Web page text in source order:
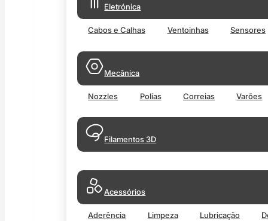
Eletrónica
Cabos e Calhas Ventoinhas Sensores
Mecânica
Nozzles Polias Correias Varões
Filamentos 3D
Acessórios
Aderência Limpeza Lubricação